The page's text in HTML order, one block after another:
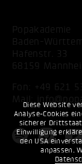
Diese Website
Analyse-Cookies
sicherer
Einwilligung
den USA
anpassen.
Popakademie
Baden-
Hafenstr. 33
68159
Fon:
+49 621
Mail: